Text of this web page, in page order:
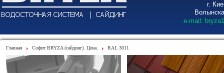
г.
e-mail:
Главная Софит BRYZA (сайдинг). Цена. RAL 3011